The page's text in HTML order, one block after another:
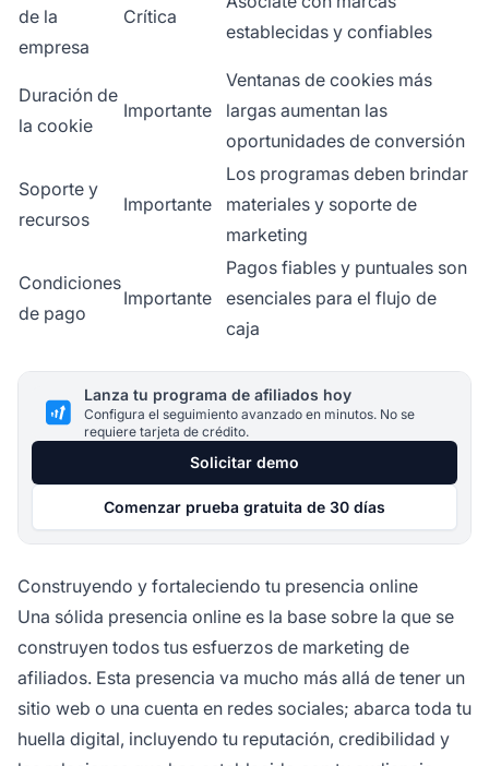
de la
empresa
Crítica
establecidas y confiables
Duración de
la cookie
Importante
Ventanas de cookies más
largas aumentan las
oportunidades de conversión
Soporte y
recursos
Importante
Los programas deben brindar
materiales y soporte de
marketing
Condiciones
de pago
Importante
Pagos fiables y puntuales son
esenciales para el flujo de
caja
Lanza tu programa de afiliados hoy
Configura el seguimiento avanzado en minutos. No se
requiere tarjeta de crédito.
Solicitar demo
Comenzar prueba gratuita de 30 días
Construyendo y fortaleciendo tu presencia online
Una sólida presencia online es la base sobre la que se
construyen todos tus esfuerzos de marketing de
afiliados. Esta presencia va mucho más allá de tener un
sitio web o una cuenta en redes sociales; abarca toda tu
huella digital, incluyendo tu reputación, credibilidad y